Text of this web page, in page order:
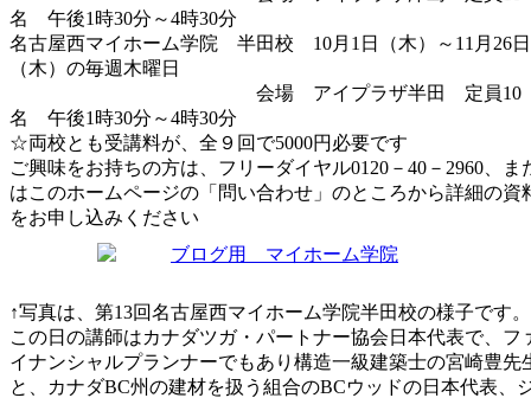
名 午後1時30分～4時30分
名古屋西マイホーム学院 半田校 10月1日（木）～11月26日
（木）の毎週木曜日
会場 アイプラザ半田 定員10
名 午後1時30分～4時30分
☆両校とも受講料が、全９回で5000円必要です
ご興味をお持ちの方は、フリーダイヤル0120－40－2960、ま
はこのホームページの「問い合わせ」のところから詳細の資
をお申し込みください
↑写真は、第13回名古屋西マイホーム学院半田校の様子です。
この日の講師はカナダツガ・パートナー協会日本代表で、フ
イナンシャルプランナーでもあり構造一級建築士の宮崎豊先
と、カナダBC州の建材を扱う組合のBCウッドの日本代表、